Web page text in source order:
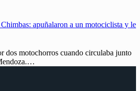
apuñalaron a un motociclista y le
dos motochorros cuando circulaba junto